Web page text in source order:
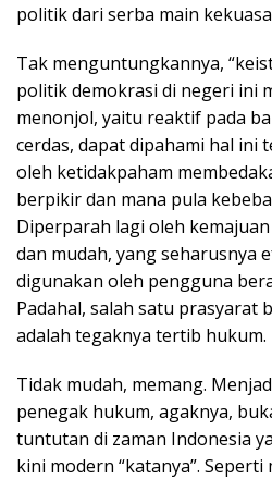
politik dari serba main
Tak menguntungkannya,
politik demokrasi di negeri ini
menonjol, yaitu reaktif pada
cerdas, dapat dipahami hal ini
oleh ketidakpaham
berpikir dan mana pula
Diperparah lagi oleh
dan mudah, yang seharusnya
digunakan oleh pengguna
Padahal, salah satu prasyarat
adalah tegaknya tertib hukum.
Tidak mudah, memang.
penegak hukum, agaknya,
tuntutan di zaman Indonesia
kini modern “katanya”. Seperti